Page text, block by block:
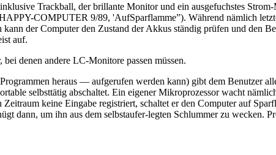
Trackball, der brillante Monitor und ein ausgefuchstes
COMPUTER 9/89, 'AufSparflamme”). Während nämlich
der Computer den Zustand der Akkus ständig prüfen und den
auf.
denen andere LC-Monitore passen müssen.
heraus — aufgerufen werden kann) gibt dem Benutzer
selbsttätig abschaltet. Ein eigener Mikroprozessor wacht
keine Eingabe registriert, schaltet er den Computer auf
dann, um ihn aus dem selbstaufer-legten Schlummer zu wecken.